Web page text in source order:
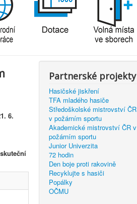
6.
Partnerské projekty
Hasičské jiskření
TFA mladého hasiče
Středoškolské mistrovství ČR
v požárním sportu
Akademické mistrovství ČR v
požárním sportu
Junior Univerzita
72 hodin
Den boje proti rakovině
Recyklujte s hasiči
Popálky
OČMU